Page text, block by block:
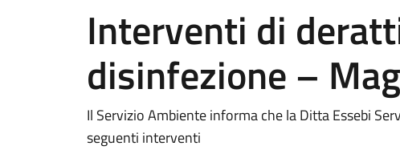
Interventi di
disinfezione –
Il Servizio Ambiente informa che la Ditta Essebi
seguenti interventi